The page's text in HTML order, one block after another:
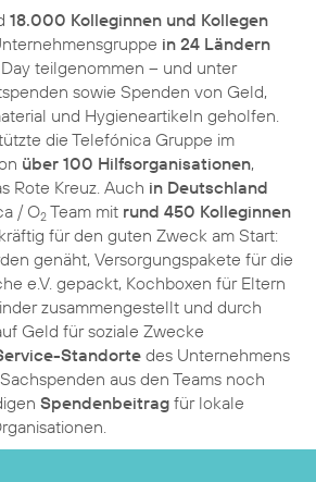
18.000 Kolleginnen und Kollegen
in 24 Ländern
teilgenommen – und unter
sowie Spenden von Geld,
und Hygieneartikeln geholfen.
die Telefónica Gruppe im
über 100 Hilfsorganisationen,
Rote Kreuz. Auch in Deutschland
/ O2 Team mit rund 450 Kolleginnen
für den guten Zweck am Start:
genäht, Versorgungspakete für die
e.V. gepackt, Kochboxen für Eltern
zusammengestellt und durch
Geld für soziale Zwecke
Standorte des Unternehmens
aus den Teams noch
Spendenbeitrag für lokale